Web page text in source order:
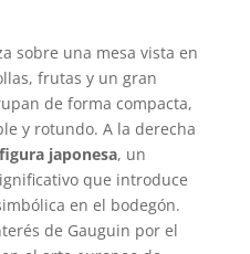
sobre una mesa vista en
frutas y un gran
de forma compacta,
y rotundo. A la derecha
figura japonesa, un
que introduce
en el bodegón.
de Gauguin por el